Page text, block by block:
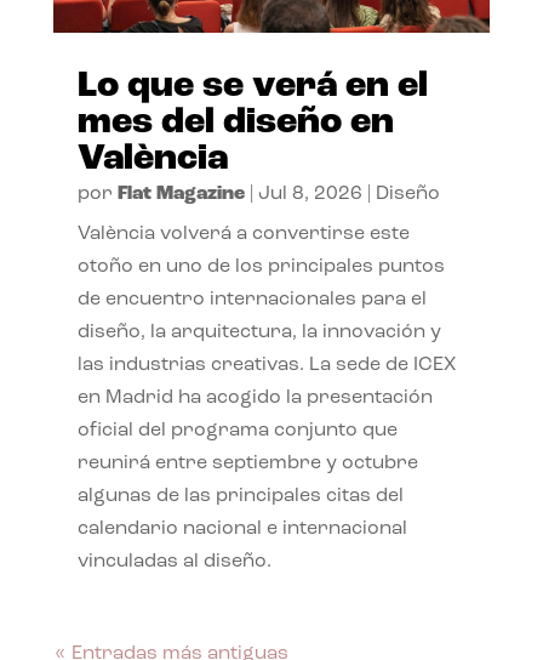
Lo que se verá en el
mes del diseño en
València
por Flat Magazine| Jul 8, 2026 Diseño
València volverá a convertirse este
otoño en uno de los principales puntos
de encuentro internacionales para el
diseño, la arquitectura, la innovación y
las industrias creativas. La sede de ICEX
en Madrid ha acogido la presentación
oficial del programa conjunto que
reunirá entre septiembre y octubre
algunas de las principales citas del
calendario nacional e internacional
vinculadas al diseño.
« Entradas más antiguas